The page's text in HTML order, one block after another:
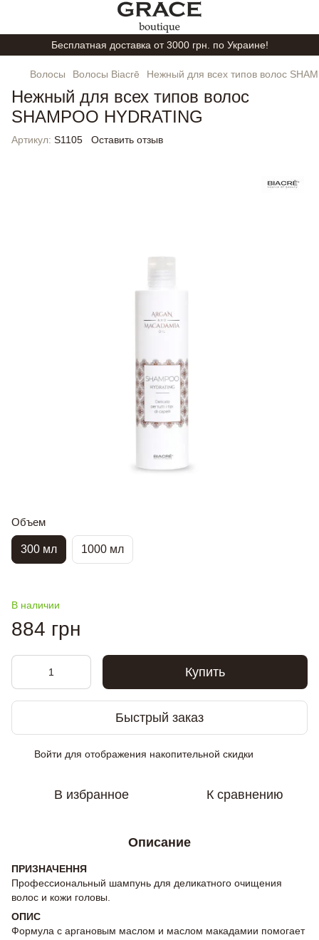
Бесплатная доставка от 3000 грн. по Украине!
Волосы Волосы Biacrē Нежный для всех типов волос
Нежный для всех типов волос
SHAMPOO HYDRATING
Артикул: S1105 Оставить отзыв
Объем
300 мл 1000 мл
В наличии
884 грн
Купить
Быстрый заказ
Войти для отображения накопительной скидки
В избранное К сравнению
Описание
ПРИЗНАЧЕННЯ
Профессиональный шампунь для деликатного очищения
волос и кожи головы.
ОПИС
Формула с аргановым маслом и маслом макадамии помогает